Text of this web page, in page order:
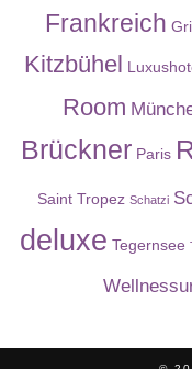
Frankreich
Kitzbühel
Room
Brückner Paris
Saint Tropez Schatzi
deluxe Tegernsee